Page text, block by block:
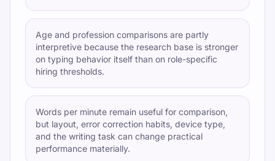
Age and profession comparisons are partly
interpretive because the research base is stronger
on typing behavior itself than on role-specific
hiring thresholds.
Words per minute remain useful for comparison,
but layout, error correction habits, device type,
and the writing task can change practical
performance materially.